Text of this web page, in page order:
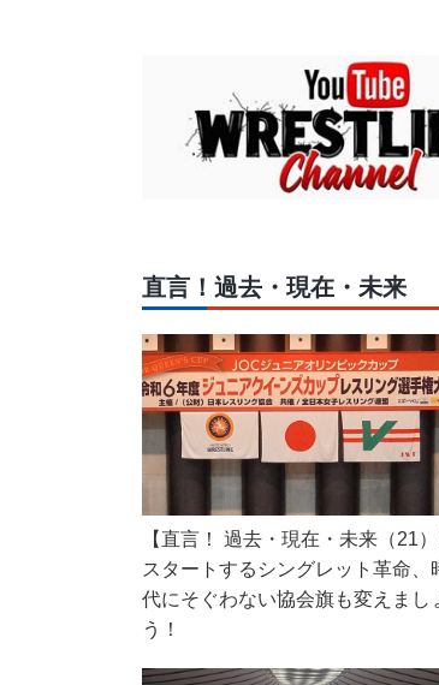
直言！過去・現在・未来
【直言！ 過去・現在・未来（21）
スタートするシングレット革命、
代にそぐわない協会旗も変えまし
う！